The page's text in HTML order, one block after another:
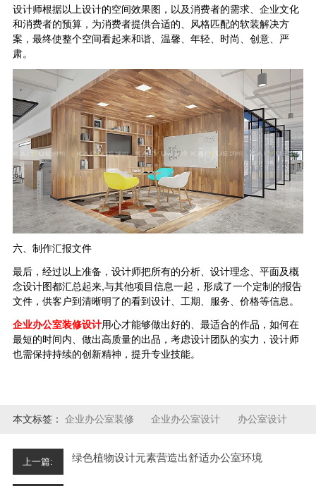
设计师根据以上设计的空间效果图，以及消费者的需求、企业文化
和消费者的预算，为消费者提供合适的、风格匹配的软装解决方
案，最终使整个空间看起来和谐、温馨、年轻、时尚、创意、严
肃。
六、制作汇报文件
最后，经过以上准备，设计师把所有的分析、设计理念、平面及概
念设计图都汇总起来,与其他项目信息一起，形成了一个定制的报告
文件，供客户到清晰明了的看到设计、工期、服务、价格等信息。
企业办公室装修设计用心才能够做出好的、最适合的作品，如何在
最短的时间内、做出高质量的出品，考虑设计团队的实力，设计师
也需保持持续的创新精神，提升专业技能。
本文标签： 企业办公室装修 企业办公室设计 办公室设计
上一篇: 绿色植物设计元素营造出舒适办公室环境